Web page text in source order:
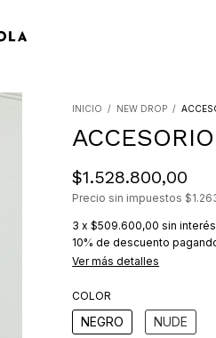
INICIO / NEW DROP /
$1.528.800,00
Precio sin impuestos
3 x$509.600,00 sin interés
10% de descuento
Ver más detalles
COLOR
NEGRO NUDE